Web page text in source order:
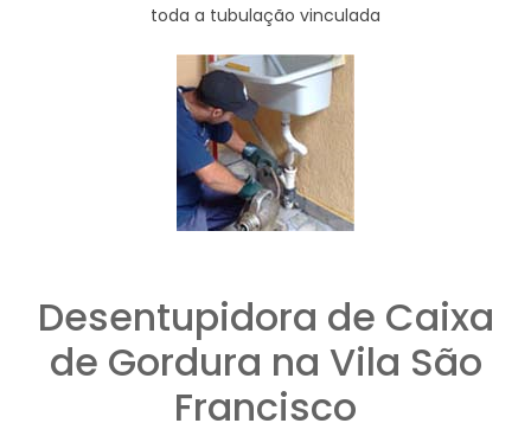
toda a tubulação vinculada
Desentupidora de Caixa
de Gordura na Vila São
Francisco